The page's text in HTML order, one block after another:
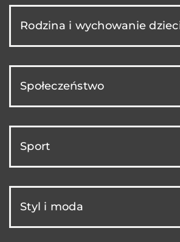
Rodzina i wychowanie
Społeczeństwo
Sport
Styl i moda